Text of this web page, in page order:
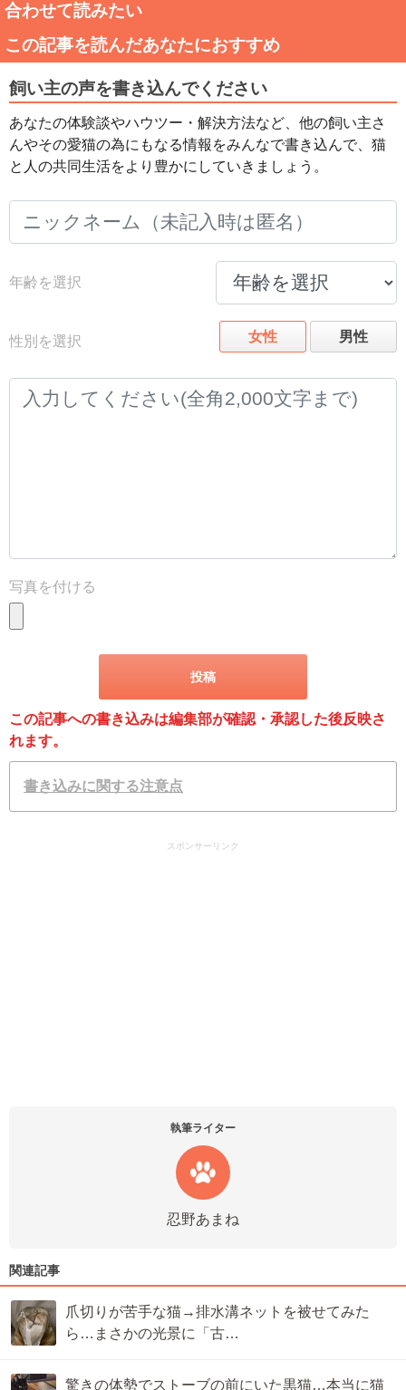
合わせて読みたい
この記事を読んだあなたにおすすめ
飼い主の声を書き込んでください
あなたの体験談やハウツー・解決方法など、他の飼い主さ
んやその愛猫の為にもなる情報をみんなで書き込んで、猫
と人の共同生活をより豊かにしていきましょう。
年齢を選択
性別を選択 女性 男性
写真を付ける
この記事への書き込みは編集部が確認・承認した後反映さ
れます。
書き込みに関する注意点
スポンサーリンク
執筆ライター
忍野あまね
関連記事
爪切りが苦手な猫→排水溝ネットを被せてみた
ら…まさかの光景に「古…
驚きの体勢でストーブの前にいた黒猫…本当に猫